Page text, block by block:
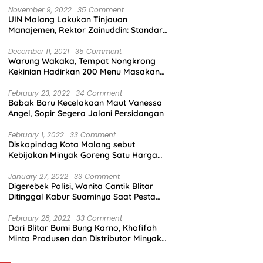
November 9, 2022 35 Comment
UIN Malang Lakukan Tinjauan
Manajemen, Rektor Zainuddin: Standar
December 11, 2021 35 Comment
Warung Wakaka, Tempat Nongkrong
Kekinian Hadirkan 200 Menu Masakan
February 23, 2022 34 Comment
Babak Baru Kecelakaan Maut Vanessa
Angel, Sopir Segera Jalani Persidangan
February 1, 2022 33 Comment
Diskopindag Kota Malang sebut
Kebijakan Minyak Goreng Satu Harga
January 27, 2022 33 Comment
Digerebek Polisi, Wanita Cantik Blitar
Ditinggal Kabur Suaminya Saat Pesta
February 28, 2022 33 Comment
Dari Blitar Bumi Bung Karno, Khofifah
Minta Produsen dan Distributor Minyak